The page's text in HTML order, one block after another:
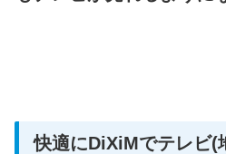
快適にDiXiMでテレビ(